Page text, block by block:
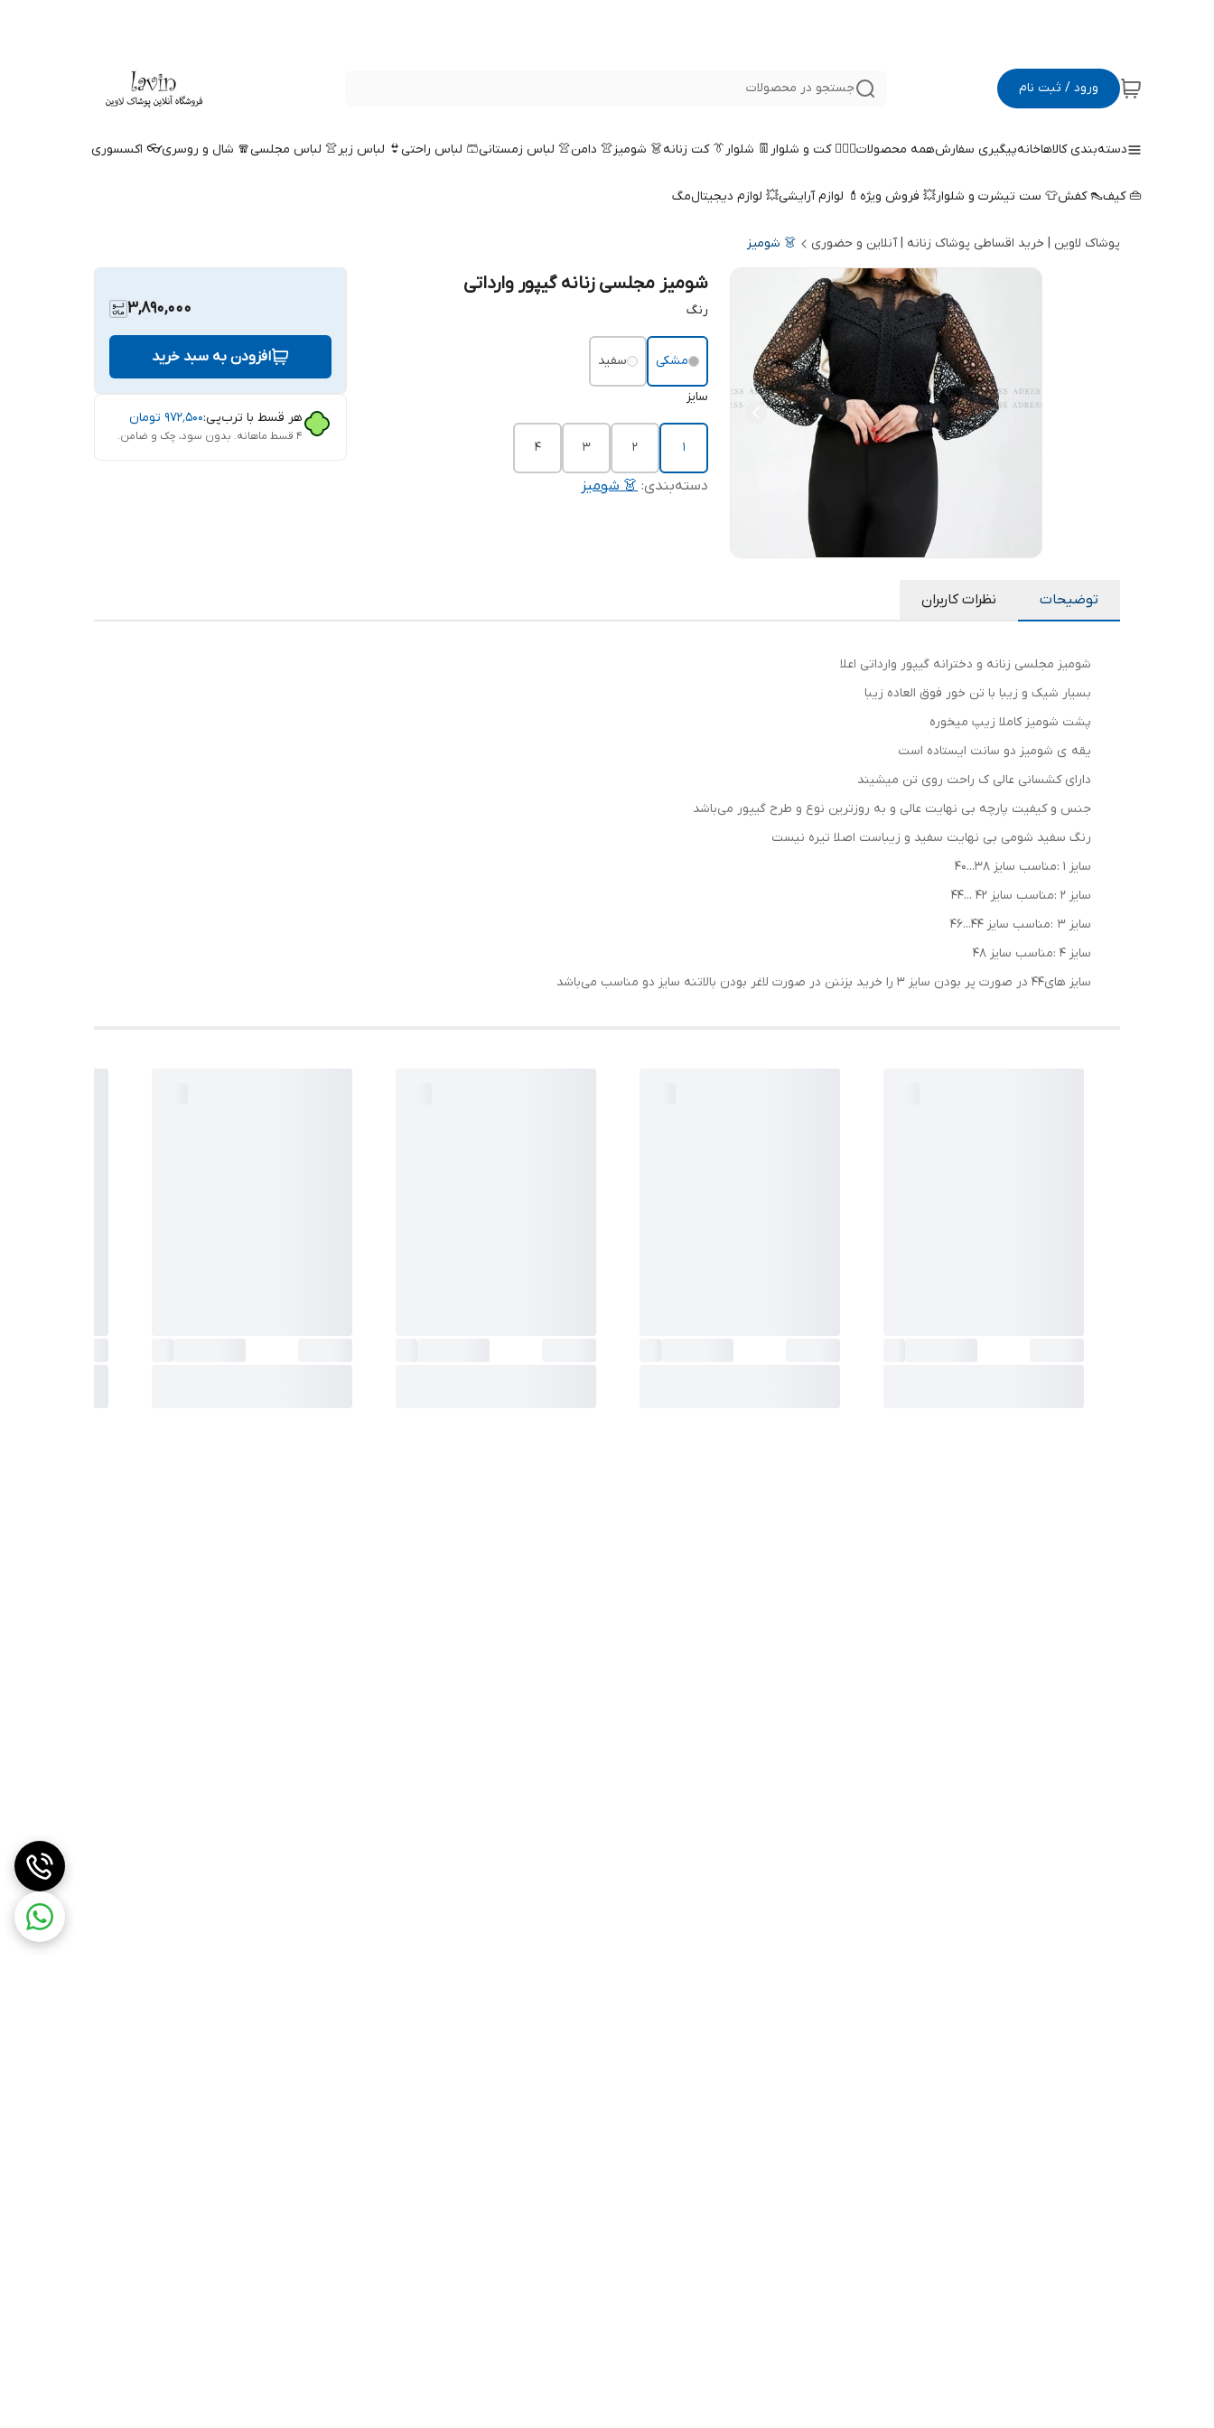
ورود / ثبت نام جستجو در محصولات
دسته‌بندی کالاهاخانهپیگیری سفارشهمه محصولات🤵🏻‍♀️ کت و شلوار 👖 شلوار👔 کت زنانه👗 شومیز👚 دامن👚 لباس زمستانی🩳 لباس راحتی👙 لباس زیر👚 لباس مجلسی🧣 شال و روسری👓 اکسسوری
👜 کیف👠 کفش👕 ست تیشرت و شلوار💥 فروش ویژه 💄 لوازم آرایشی💥 لوازم دیجیتالمگ
پوشاک لاوین | خرید اقساطی پوشاک زنانه | آنلاین و حضوری 👗 شومیز
شومیز مجلسی زنانه گیپور وارداتی
رنگ
مشکی سفید
سایز
1
2
3
4
دسته‌بندی:👗 شومیز
3,890,000
افزودن به سبد خرید
هر قسط با ترب‌پی:۹۷۲٬۵۰۰ تومان
۴ قسط ماهانه. بدون سود، چک و ضامن.
توضیحات نظرات کاربران
شومیز مجلسی زنانه و دخترانه گیپور وارداتی اعلا
بسیار شیک و زیبا با تن خور فوق العاده زیبا
پشت شومیز کاملا زیپ میخوره
یقه ی شومیز دو سانت ایستاده است
دارای کشسانی عالی ک راحت روی تن میشیند
جنس و کیفیت پارچه بی نهایت عالی و به روزترین نوع و طرح گیپور می‌باشد
رنگ سفید شومی بی نهایت سفید و زیباست اصلا تیره نیست
سایز 1 :مناسب سایز ۳۸...۴۰
سایز ۲ :مناسب سایز ۴۲ ...۴۴
سایز ۳ :مناسب سایز ۴۴...۴۶
سایز ۴ :مناسب سایز ۴۸
سایز های۴۴ در صورت پر بودن سایز ۳ را خرید بزننن در صورت لاغر بودن بالاتنه سایز دو مناسب می‌باشد